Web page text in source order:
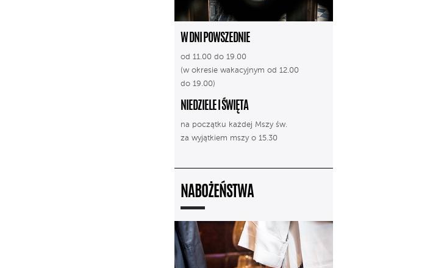
W DNI POWSZEDNIE
od 11.00 do 19.00
(w okresie wakacyjnym od 12.00
do 19.00)
NIEDZIELE I ŚWIĘTA
na początku każdej Mszy św.
za wyjątkiem mszy o 15.30
NABOŻEŃSTWA